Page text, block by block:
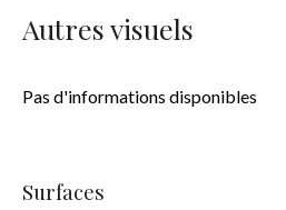
Autres visuels
Pas d'informations disponibles
Surfaces